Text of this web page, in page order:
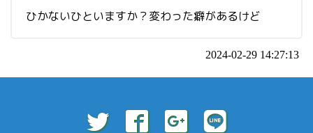
ひかないひといますか？変わった癖があるけど
2024-02-29 14:27:13